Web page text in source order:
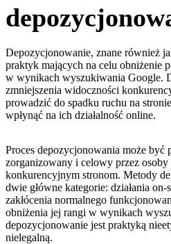
Depozycjonowanie, znane również
praktyk mających na celu obniżenie
w wynikach wyszukiwania Google.
zmniejszenia widoczności
prowadzić do spadku ruchu na
wpłynąć na ich działalność online.
Proces depozycjonowania może być
zorganizowany i celowy przez osoby
konkurencyjnym stronom. Metody
dwie główne kategorie: działania
zakłócenia normalnego
obniżenia jej rangi w wynikach
depozycjonowanie jest praktyką
nielegalną.